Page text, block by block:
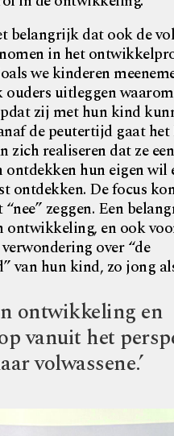
belangrijk dat ook de
in het
we kinderen
ouders uitleggen
zij met hun kind
de peutertijd gaat
zich realiseren dat ze
ontdekken hun eigen wil
ontdekken. De focus
zeggen. Een
en ook
over “de
van hun kind, zo jong
ontwikkeling en
vanuit het
volwassene.’